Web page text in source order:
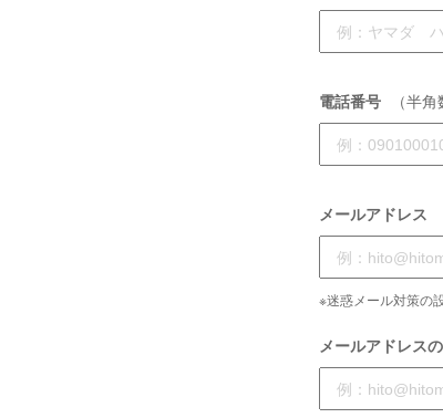
電話番号 （半角
メールアドレス
※迷惑メール対策の
メールアドレス